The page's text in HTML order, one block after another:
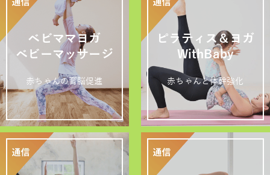
ベビママヨガ
ベビーマッサージ
赤ちゃんの育脳促進
ピラティス＆ヨガ
WithBaby
赤ちゃんと体幹強化